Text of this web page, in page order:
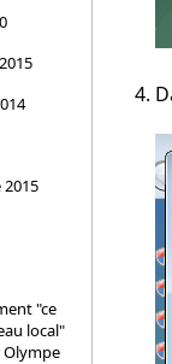
"ce
local"
Olympe